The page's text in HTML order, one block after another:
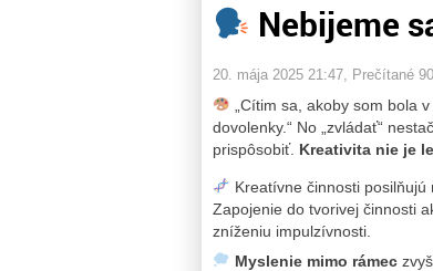
Nebijeme
20. mája 2025 21:47 , Prečítané
„Cítim sa, akoby som bola
dovolenky.“ No „zvládať“
prispôsobiť. Kreativita nie je
Kreatívne činnosti posilňujú
Zapojenie do tvorivej činnosti
zníženiu impulzívnosti.
Myslenie mimo rámec